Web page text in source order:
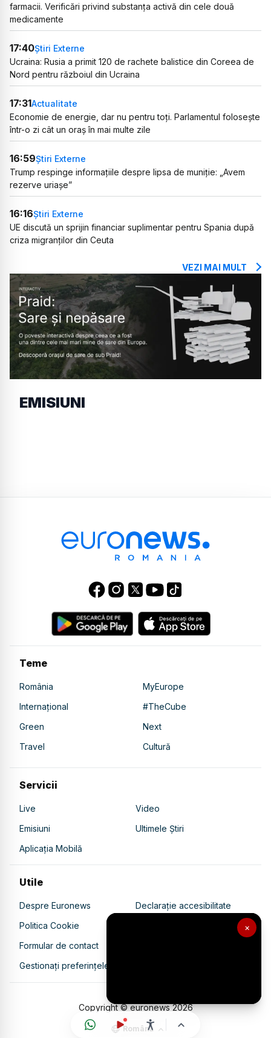
×
farmacii. Verificări privind substanța activă din cele două
medicamente
17:40Știri Externe
Ucraina: Rusia a primit 120 de rachete balistice din Coreea de
Nord pentru războiul din Ucraina
17:31Actualitate
Economie de energie, dar nu pentru toți. Parlamentul folosește
într-o zi cât un oraș în mai multe zile
16:59Știri Externe
Trump respinge informațiile despre lipsa de muniție: „Avem
rezerve uriașe”
16:16Știri Externe
UE discută un sprijin financiar suplimentar pentru Spania după
criza migranților din Ceuta
VEZI MAI MULT
EMISIUNI
Teme
România
MyEurope
Internațional
#TheCube
Green
Next
Travel
Cultură
Servicii
Live
Video
Emisiuni
Ultimele Știri
Aplicația Mobilă
Utile
Despre Euronews
Declarație accesibilitate
Politica Cookie
Politica de confidențialitate
Formular de contact
Gestionați preferințele
Copyright © euronews2026
Română